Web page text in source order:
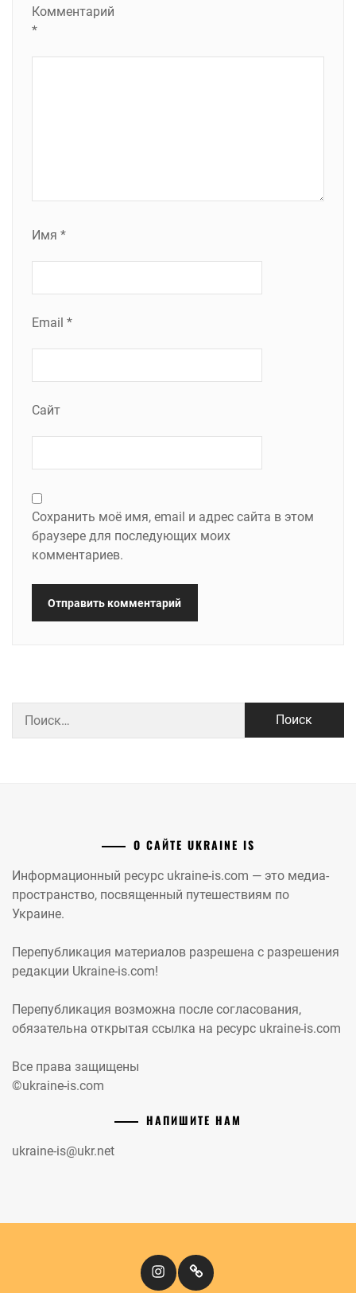
Комментарий
*
Имя *
Email *
Сайт
Сохранить моё имя, email и адрес сайта в этом
браузере для последующих моих
комментариев.
О САЙТЕ UKRAINE IS
Информационный ресурс ukraine-is.com — это медиа-
пространство, посвященный путешествиям по
Украине.
Перепубликация материалов разрешена с разрешения
редакции Ukraine-is.com!
Перепубликация возможна после согласования,
обязательна открытая ссылка на ресурс ukraine-is.com
Все права защищены
©ukraine-is.com
НАПИШИТЕ НАМ
ukraine-is@ukr.net
InstagramКіномандри